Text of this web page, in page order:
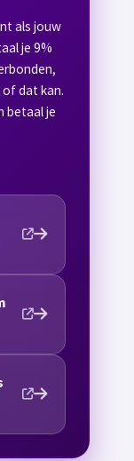
als jouw
je 9%
dat kan.
betaal je